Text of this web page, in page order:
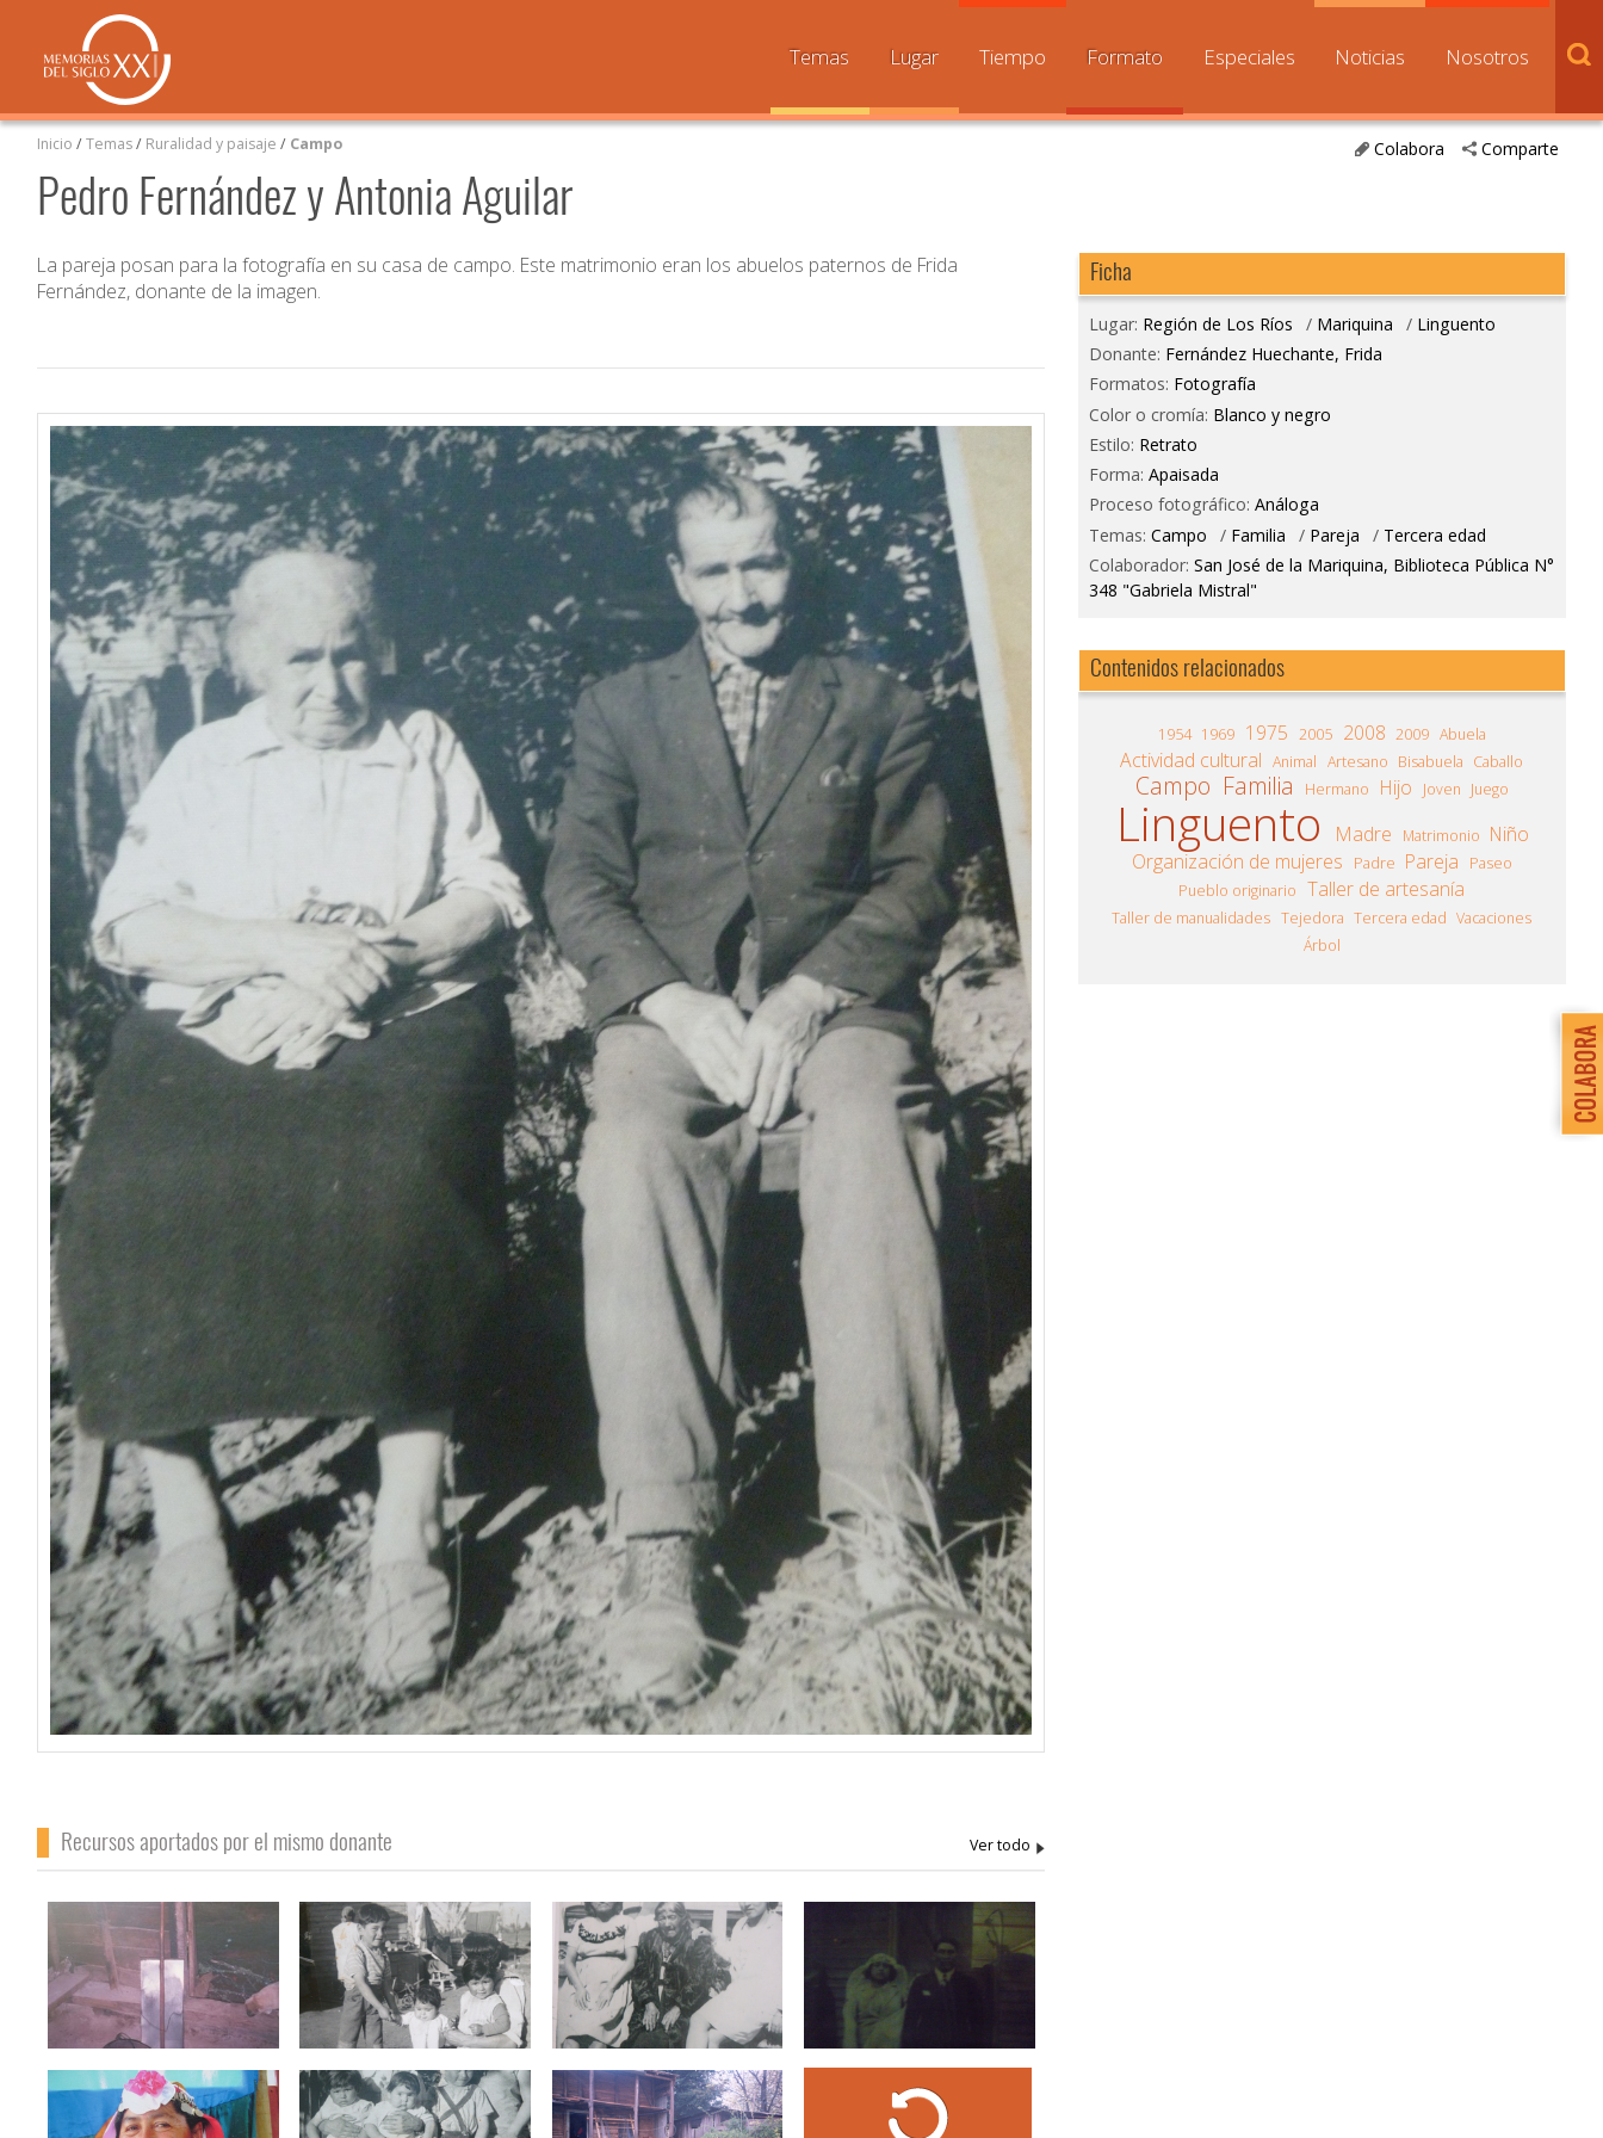
Temas Lugar Tiempo Formato Especiales Noticias Nosotros
Comparte
Colabora
Inicio /Temas/ Ruralidad y paisaje / Campo
Pedro Fernández y Antonia Aguilar
La pareja posan para la fotografía en su casa de campo. Este matrimonio eran los abuelos paternos de Frida
Fernández, donante de la imagen.
Recursos aportados por el mismo donante
Ficha
Lugar: Región de Los Ríos / Mariquina / Linguento
Donante: Fernández Huechante, Frida
Formatos: Fotografía
Color o cromía: Blanco y negro
Estilo: Retrato
Forma: Apaisada
Proceso fotográfico: Análoga
Temas: Campo / Familia / Pareja / Tercera edad
Colaborador: San José de la Mariquina, Biblioteca Pública N°
348 "Gabriela Mistral"
Contenidos relacionados
1954 1969 1975 2005 2008 2009 Abuela
Actividad cultural Animal Artesano Bisabuela Caballo
Campo Familia Hermano Hijo Joven Juego
Linguento Madre Matrimonio Niño
Organización de mujeres
Padre Pareja
Paseo
Pueblo originario Taller de artesanía
Taller de manualidades Tejedora Tercera edad Vacaciones
Árbol